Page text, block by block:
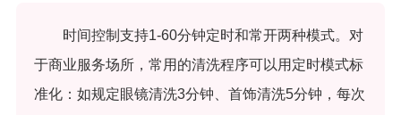
时间控制支持1-60分钟定时和常开两种模式。对
于商业服务场所，常用的清洗程序可以用定时模式标
准化：如规定眼镜清洗3分钟、首饰清洗5分钟，每次